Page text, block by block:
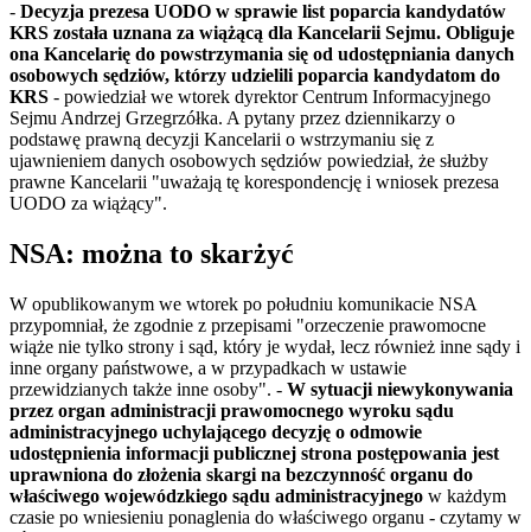
- Decyzja prezesa UODO w sprawie list poparcia kandydatów
KRS została uznana za wiążącą dla Kancelarii Sejmu. Obliguje
ona Kancelarię do powstrzymania się od udostępniania danych
osobowych sędziów, którzy udzielili poparcia kandydatom do
KRS - powiedział we wtorek dyrektor Centrum Informacyjnego
Sejmu Andrzej Grzegrzółka. A pytany przez dziennikarzy o
podstawę prawną decyzji Kancelarii o wstrzymaniu się z
ujawnieniem danych osobowych sędziów powiedział, że służby
prawne Kancelarii "uważają tę korespondencję i wniosek prezesa
UODO za wiążący".
NSA: można to skarżyć
W opublikowanym we wtorek po południu komunikacie NSA
przypomniał, że zgodnie z przepisami "orzeczenie prawomocne
wiąże nie tylko strony i sąd, który je wydał, lecz również inne sądy i
inne organy państwowe, a w przypadkach w ustawie
przewidzianych także inne osoby". - W sytuacji niewykonywania
przez organ administracji prawomocnego wyroku sądu
administracyjnego uchylającego decyzję o odmowie
udostępnienia informacji publicznej strona postępowania jest
uprawniona do złożenia skargi na bezczynność organu do
właściwego wojewódzkiego sądu administracyjnego w każdym
czasie po wniesieniu ponaglenia do właściwego organu - czytamy w